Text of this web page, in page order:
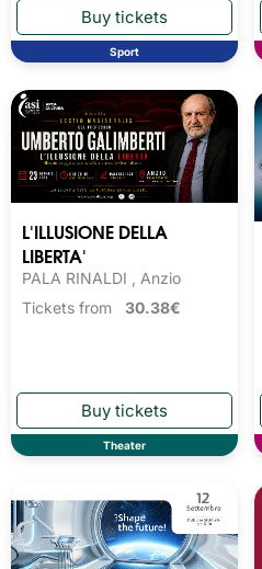
Sport
L'ILLUSIONE DELLA
LIBERTA'
PALA RINALDI , Anzio
Tickets from 30.38€
Theater